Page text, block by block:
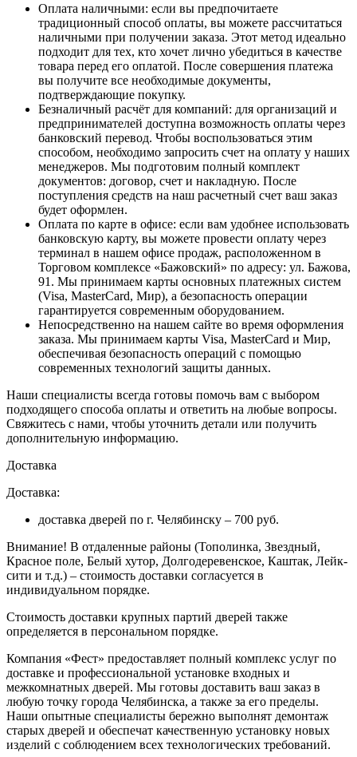
Оплата наличными: если вы предпочитаете
традиционный способ оплаты, вы можете рассчитаться
наличными при получении заказа. Этот метод идеально
подходит для тех, кто хочет лично убедиться в качестве
товара перед его оплатой. После совершения платежа
вы получите все необходимые документы,
подтверждающие покупку.
Безналичный расчёт для компаний: для организаций и
предпринимателей доступна возможность оплаты через
банковский перевод. Чтобы воспользоваться этим
способом, необходимо запросить счет на оплату у наших
менеджеров. Мы подготовим полный комплект
документов: договор, счет и накладную. После
поступления средств на наш расчетный счет ваш заказ
будет оформлен.
Оплата по карте в офисе: если вам удобнее использовать
банковскую карту, вы можете провести оплату через
терминал в нашем офисе продаж, расположенном в
Торговом комплексе «Бажовский» по адресу: ул. Бажова,
91. Мы принимаем карты основных платежных систем
(Visa, MasterCard, Мир), а безопасность операции
гарантируется современным оборудованием.
Непосредственно на нашем сайте во время оформления
заказа. Мы принимаем карты Visa, MasterCard и Мир,
обеспечивая безопасность операций с помощью
современных технологий защиты данных.
Наши специалисты всегда готовы помочь вам с выбором
подходящего способа оплаты и ответить на любые вопросы.
Свяжитесь с нами, чтобы уточнить детали или получить
дополнительную информацию.
Доставка
Доставка:
доставка дверей по г. Челябинску – 700 руб.
Внимание! В отдаленные районы (Тополинка, Звездный,
Красное поле, Белый хутор, Долгодеревенское, Каштак, Лейк-
сити и т.д.) – стоимость доставки согласуется в
индивидуальном порядке.
Стоимость доставки крупных партий дверей также
определяется в персональном порядке.
Компания «Фест» предоставляет полный комплекс услуг по
доставке и профессиональной установке входных и
межкомнатных дверей. Мы готовы доставить ваш заказ в
любую точку города Челябинска, а также за его пределы.
Наши опытные специалисты бережно выполнят демонтаж
старых дверей и обеспечат качественную установку новых
изделий с соблюдением всех технологических требований.